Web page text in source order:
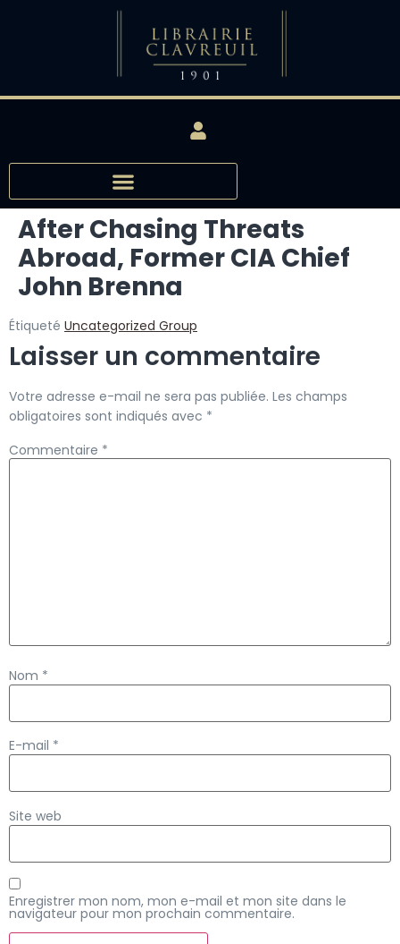
After Chasing Threats
Abroad, Former CIA Chief
John Brenna
Étiqueté Uncategorized Group
Laisser un commentaire
Votre adresse e-mail ne sera pas publiée. Les champs
obligatoires sont indiqués avec *
Commentaire *
Nom *
E-mail *
Site web
Enregistrer mon nom, mon e-mail et mon site dans le
navigateur pour mon prochain commentaire.